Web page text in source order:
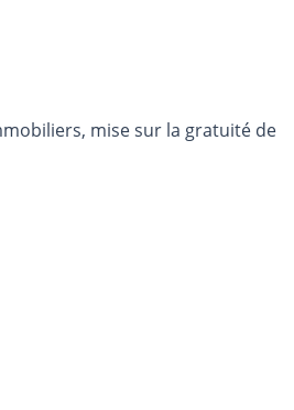
mise sur la gratuité de